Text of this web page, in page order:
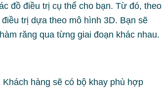
đồ điều trị cụ thể cho bạn. Từ đó, theo
trị dựa theo mô hình 3D. Bạn sẽ
răng qua từng giai đoạn khác nhau.
hàng sẽ có bộ khay phù hợp